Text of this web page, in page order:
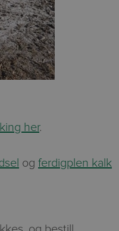
her.
og ferdigplen kalk